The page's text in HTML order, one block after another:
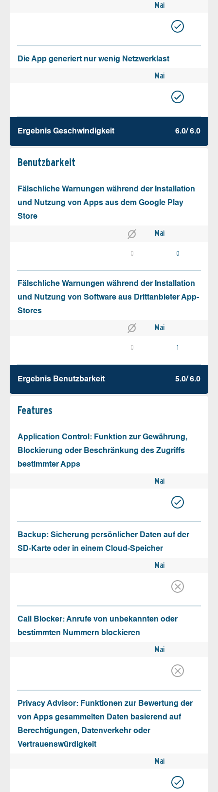
Mai
Die App generiert nur wenig Netzwerklast
Mai
Ergebnis Geschw­indigkeit 6.0/ 6.0
Benutz­barkeit
Fälschliche Warnungen während der Installation
und Nutzung von Apps aus dem Google Play
Store
Mai
0 0
Fälschliche Warnungen während der Installation
und Nutzung von Software aus Drittanbieter App-
Stores
Mai
0 1
Ergebnis Benutz­barkeit 5.0/ 6.0
Features
Application Control: Funktion zur Gewährung,
Blockierung oder Beschränkung des Zugriffs
bestimmter Apps
Mai
Backup: Sicherung persönlicher Daten auf der
SD-Karte oder in einem Cloud-Speicher
Mai
Call Blocker: Anrufe von unbekannten oder
bestimmten Nummern blockieren
Mai
Privacy Advisor: Funktionen zur Bewertung der
von Apps gesammelten Daten basierend auf
Berechtigungen, Datenverkehr oder
Vertrauenswürdigkeit
Mai